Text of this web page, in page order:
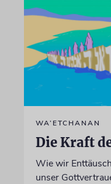
WA’ETCHANAN
Die Kraft
Wie wir
unser